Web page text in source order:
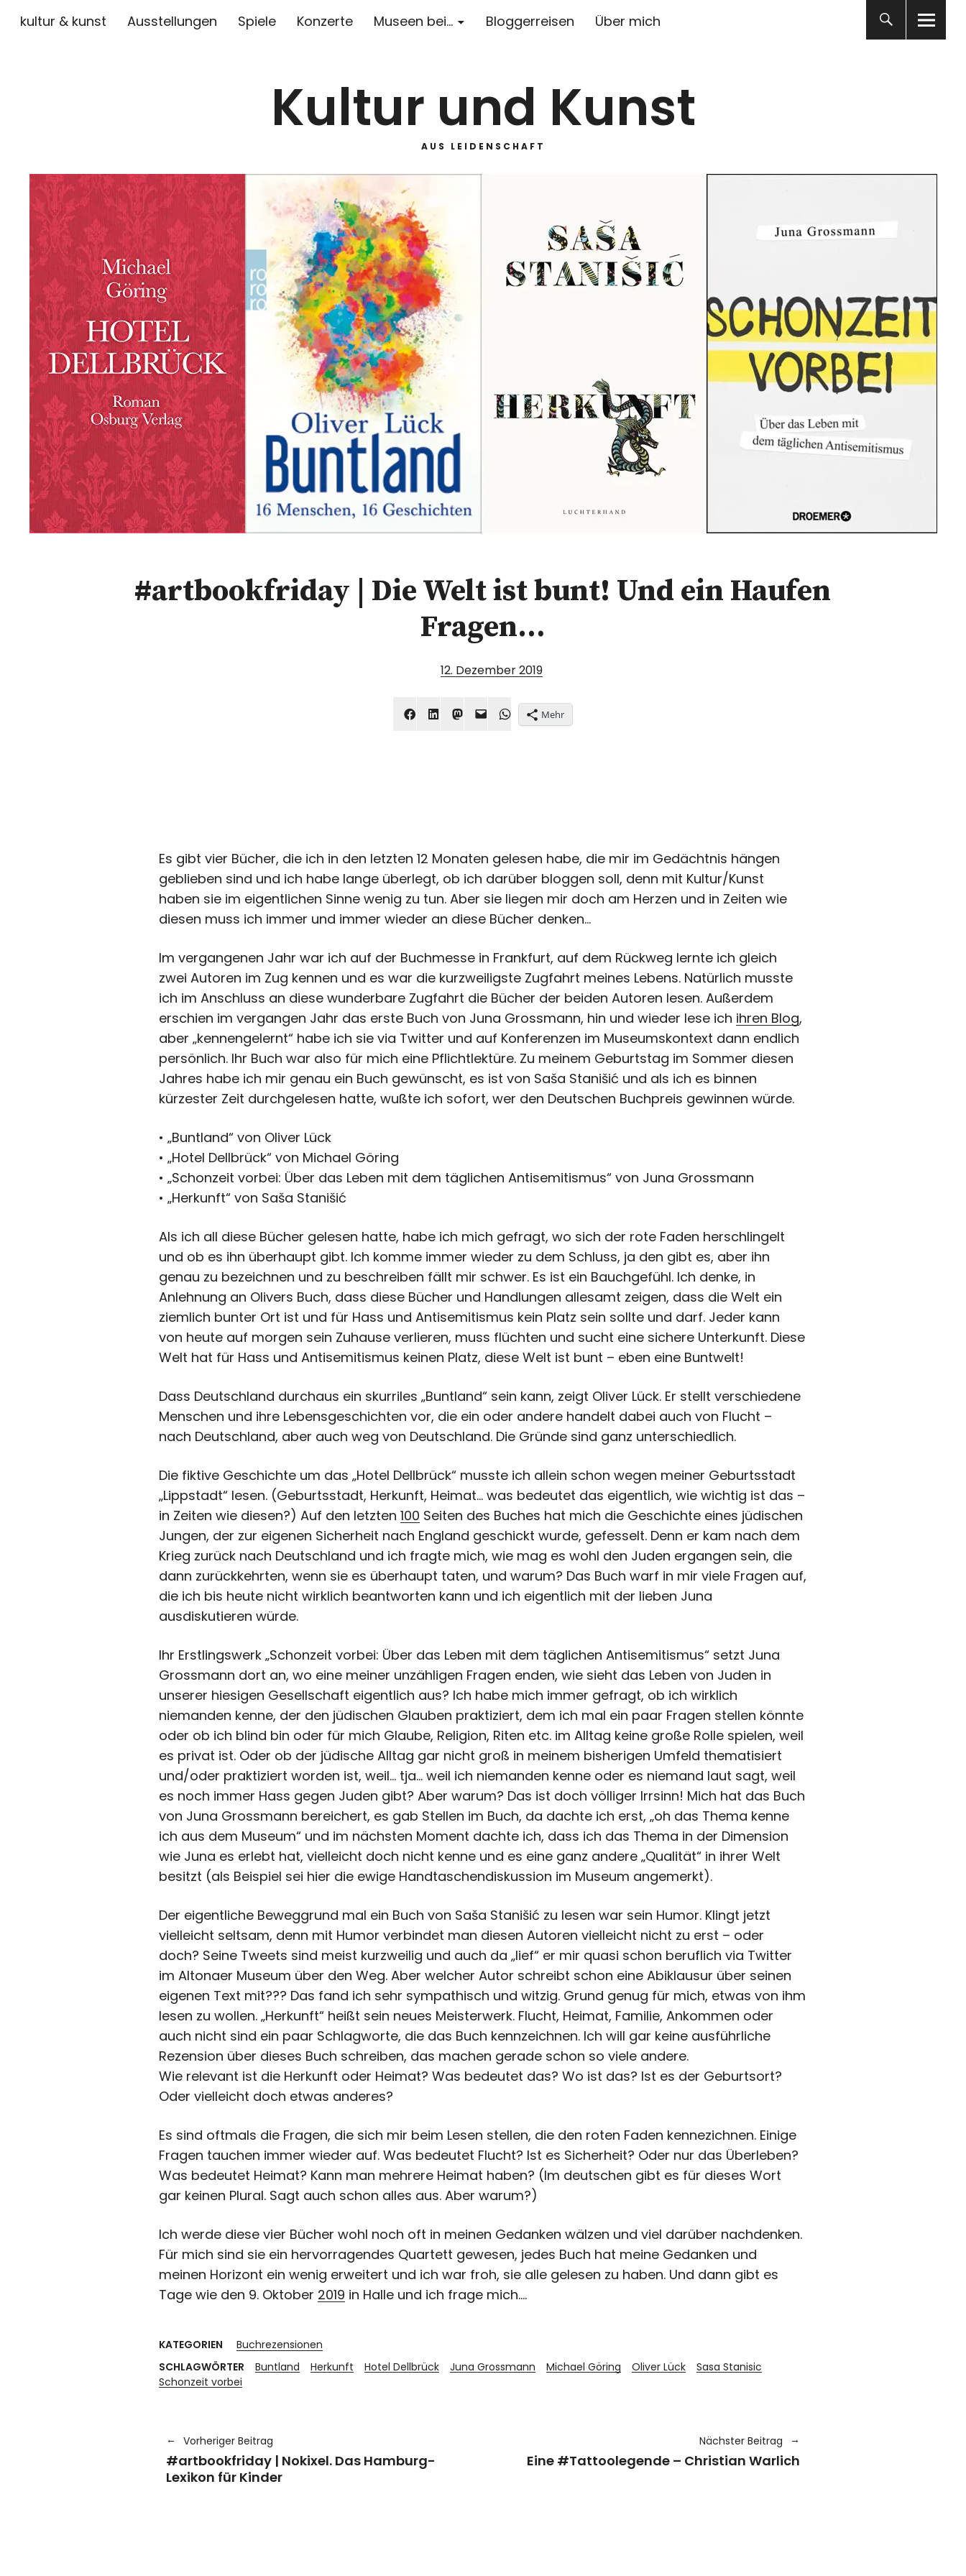
kultur & kunst Ausstellungen Spiele Konzerte Museen bei… Bloggerreisen Über mich
Kultur und Kunst
AUS LEIDENSCHAFT
#artbookfriday | Die Welt ist bunt! Und ein Haufen
Fragen…
12. Dezember 2019
Mehr
Es gibt vier Bücher, die ich in den letzten 12 Monaten gelesen habe, die mir im Gedächtnis hängen
geblieben sind und ich habe lange überlegt, ob ich darüber bloggen soll, denn mit Kultur/Kunst
haben sie im eigentlichen Sinne wenig zu tun. Aber sie liegen mir doch am Herzen und in Zeiten wie
diesen muss ich immer und immer wieder an diese Bücher denken…
Im vergangenen Jahr war ich auf der Buchmesse in Frankfurt, auf dem Rückweg lernte ich gleich
zwei Autoren im Zug kennen und es war die kurzweiligste Zugfahrt meines Lebens. Natürlich musste
ich im Anschluss an diese wunderbare Zugfahrt die Bücher der beiden Autoren lesen. Außerdem
erschien im vergangen Jahr das erste Buch von Juna Grossmann, hin und wieder lese ich ihren Blog,
aber „kennengelernt“ habe ich sie via Twitter und auf Konferenzen im Museumskontext dann endlich
persönlich. Ihr Buch war also für mich eine Pflichtlektüre. Zu meinem Geburtstag im Sommer diesen
Jahres habe ich mir genau ein Buch gewünscht, es ist von Saša Stanišić und als ich es binnen
kürzester Zeit durchgelesen hatte, wußte ich sofort, wer den Deutschen Buchpreis gewinnen würde.
• „Buntland“ von Oliver Lück
• „Hotel Dellbrück“ von Michael Göring
• „Schonzeit vorbei: Über das Leben mit dem täglichen Antisemitismus“ von Juna Grossmann
• „Herkunft“ von Saša Stanišić
Als ich all diese Bücher gelesen hatte, habe ich mich gefragt, wo sich der rote Faden herschlingelt
und ob es ihn überhaupt gibt. Ich komme immer wieder zu dem Schluss, ja den gibt es, aber ihn
genau zu bezeichnen und zu beschreiben fällt mir schwer. Es ist ein Bauchgefühl. Ich denke, in
Anlehnung an Olivers Buch, dass diese Bücher und Handlungen allesamt zeigen, dass die Welt ein
ziemlich bunter Ort ist und für Hass und Antisemitismus kein Platz sein sollte und darf. Jeder kann
von heute auf morgen sein Zuhause verlieren, muss flüchten und sucht eine sichere Unterkunft. Diese
Welt hat für Hass und Antisemitismus keinen Platz, diese Welt ist bunt – eben eine Buntwelt!
Dass Deutschland durchaus ein skurriles „Buntland“ sein kann, zeigt Oliver Lück. Er stellt verschiedene
Menschen und ihre Lebensgeschichten vor, die ein oder andere handelt dabei auch von Flucht –
nach Deutschland, aber auch weg von Deutschland. Die Gründe sind ganz unterschiedlich.
Die fiktive Geschichte um das „Hotel Dellbrück“ musste ich allein schon wegen meiner Geburtsstadt
„Lippstadt“ lesen. (Geburtsstadt, Herkunft, Heimat… was bedeutet das eigentlich, wie wichtig ist das –
in Zeiten wie diesen?) Auf den letzten100 Seiten des Buches hat mich die Geschichte eines jüdischen
Jungen, der zur eigenen Sicherheit nach England geschickt wurde, gefesselt. Denn er kam nach dem
Krieg zurück nach Deutschland und ich fragte mich, wie mag es wohl den Juden ergangen sein, die
dann zurückkehrten, wenn sie es überhaupt taten, und warum? Das Buch warf in mir viele Fragen auf,
die ich bis heute nicht wirklich beantworten kann und ich eigentlich mit der lieben Juna
ausdiskutieren würde.
Ihr Erstlingswerk „Schonzeit vorbei: Über das Leben mit dem täglichen Antisemitismus“ setzt Juna
Grossmann dort an, wo eine meiner unzähligen Fragen enden, wie sieht das Leben von Juden in
unserer hiesigen Gesellschaft eigentlich aus? Ich habe mich immer gefragt, ob ich wirklich
niemanden kenne, der den jüdischen Glauben praktiziert, dem ich mal ein paar Fragen stellen könnte
oder ob ich blind bin oder für mich Glaube, Religion, Riten etc. im Alltag keine große Rolle spielen, weil
es privat ist. Oder ob der jüdische Alltag gar nicht groß in meinem bisherigen Umfeld thematisiert
und/oder praktiziert worden ist, weil… tja… weil ich niemanden kenne oder es niemand laut sagt, weil
es noch immer Hass gegen Juden gibt? Aber warum? Das ist doch völliger Irrsinn! Mich hat das Buch
von Juna Grossmann bereichert, es gab Stellen im Buch, da dachte ich erst, „oh das Thema kenne
ich aus dem Museum“ und im nächsten Moment dachte ich, dass ich das Thema in der Dimension
wie Juna es erlebt hat, vielleicht doch nicht kenne und es eine ganz andere „Qualität“ in ihrer Welt
besitzt (als Beispiel sei hier die ewige Handtaschendiskussion im Museum angemerkt).
Der eigentliche Beweggrund mal ein Buch von Saša Stanišić zu lesen war sein Humor. Klingt jetzt
vielleicht seltsam, denn mit Humor verbindet man diesen Autoren vielleicht nicht zu erst – oder
doch? Seine Tweets sind meist kurzweilig und auch da „lief“ er mir quasi schon beruflich via Twitter
im Altonaer Museum über den Weg.Aber welcher Autor schreibt schon eine Abiklausur über seinen
eigenen Text mit??? Das fand ich sehr sympathisch und witzig. Grund genug für mich, etwas von ihm
lesen zu wollen. „Herkunft“ heißt sein neues Meisterwerk. Flucht, Heimat, Familie, Ankommen oder
auch nicht sind ein paar Schlagworte, die das Buch kennzeichnen. Ich will gar keine ausführliche
Rezension über dieses Buch schreiben, das machen gerade schon so viele andere.
Wie relevant ist die Herkunft oder Heimat? Was bedeutet das? Wo ist das? Ist es der Geburtsort?
Oder vielleicht doch etwas anderes?
Es sind oftmals die Fragen, die sich mir beim Lesen stellen, die den roten Faden kennezichnen. Einige
Fragen tauchen immer wieder auf. Was bedeutet Flucht? Ist es Sicherheit? Oder nur das Überleben?
Was bedeutet Heimat? Kann man mehrere Heimat haben? (Im deutschen gibt es für dieses Wort
gar keinen Plural. Sagt auch schon alles aus. Aber warum?)
Ich werde diese vier Bücher wohl noch oft in meinen Gedanken wälzen und viel darüber nachdenken.
Für mich sind sie ein hervorragendes Quartett gewesen, jedes Buch hat meine Gedanken und
meinen Horizont ein wenig erweitert und ich war froh, sie alle gelesen zu haben. Und dann gibt es
Tage wie den 9. Oktober 2019 in Halle und ich frage mich….
KATEGORIEN
Buchrezensionen
SCHLAGWÖRTER
Buntland Herkunft Hotel Dellbrück Juna Grossmann Michael Göring Oliver Lück
Sasa Stanisic
Schonzeit vorbei
Vorheriger Beitrag
#artbookfriday | Nokixel. Das Hamburg-
Lexikon für Kinder
Nächster Beitrag
Eine #Tattoolegende – Christian Warlich